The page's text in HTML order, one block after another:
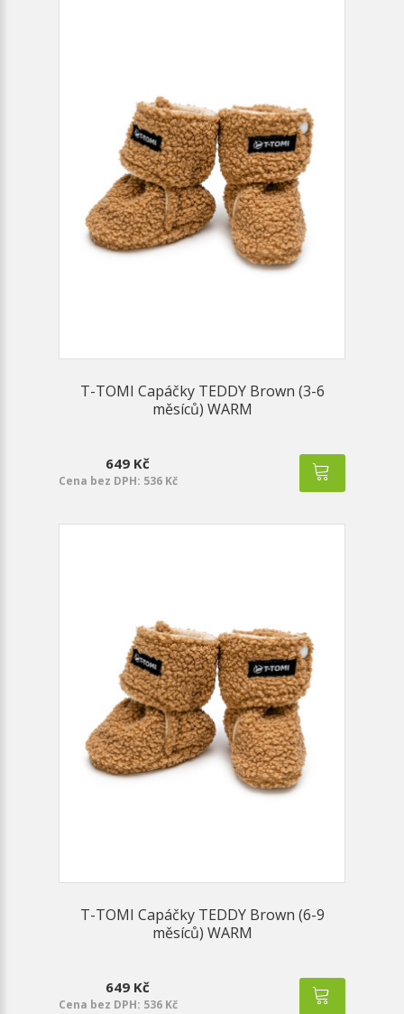
T-TOMI Capáčky TEDDY Brown (3-6
měsíců) WARM
649 Kč
Cena bez DPH: 536 Kč
T-TOMI Capáčky TEDDY Brown (6-9
měsíců) WARM
649 Kč
Cena bez DPH: 536 Kč